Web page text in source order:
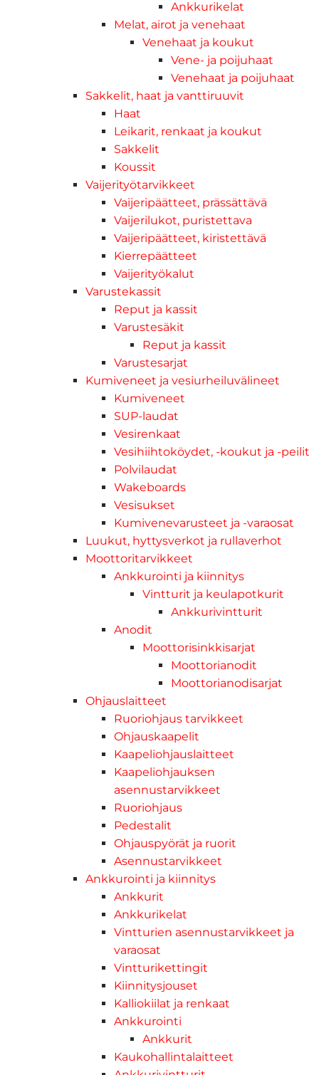
Ankkurikelat
Melat, airot ja venehaat
Venehaat ja koukut
Vene- ja poijuhaat
Venehaat ja poijuhaat
Sakkelit, haat ja vanttiruuvit
Haat
Leikarit, renkaat ja koukut
Sakkelit
Koussit
Vaijerityötarvikkeet
Vaijeripäätteet, prässättävä
Vaijerilukot, puristettava
Vaijeripäätteet, kiristettävä
Kierrepäätteet
Vaijerityökalut
Varustekassit
Reput ja kassit
Varustesäkit
Reput ja kassit
Varustesarjat
Kumiveneet ja vesiurheiluvälineet
Kumiveneet
SUP-laudat
Vesirenkaat
Vesihiihtoköydet, -koukut ja -peilit
Polvilaudat
Wakeboards
Vesisukset
Kumivenevarusteet ja -varaosat
Luukut, hyttysverkot ja rullaverhot
Moottoritarvikkeet
Ankkurointi ja kiinnitys
Vintturit ja keulapotkurit
Ankkurivintturit
Anodit
Moottorisinkkisarjat
Moottorianodit
Moottorianodisarjat
Ohjauslaitteet
Ruoriohjaus tarvikkeet
Ohjauskaapelit
Kaapeliohjauslaitteet
Kaapeliohjauksen
asennustarvikkeet
Ruoriohjaus
Pedestalit
Ohjauspyörät ja ruorit
Asennustarvikkeet
Ankkurointi ja kiinnitys
Ankkurit
Ankkurikelat
Vintturien asennustarvikkeet ja
varaosat
Vintturikettingit
Kiinnitysjouset
Kalliokiilat ja renkaat
Ankkurointi
Ankkurit
Kaukohallintalaitteet